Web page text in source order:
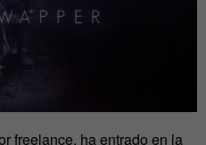
freelance, ha entrado en la